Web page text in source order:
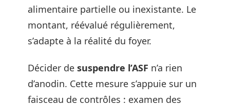
alimentaire partielle ou inexistante. Le
montant, réévalué régulièrement,
s’adapte à la réalité du foyer.
Décider de suspendre l’ASF n’a rien
d’anodin. Cette mesure s’appuie sur un
faisceau de contrôles : examen des